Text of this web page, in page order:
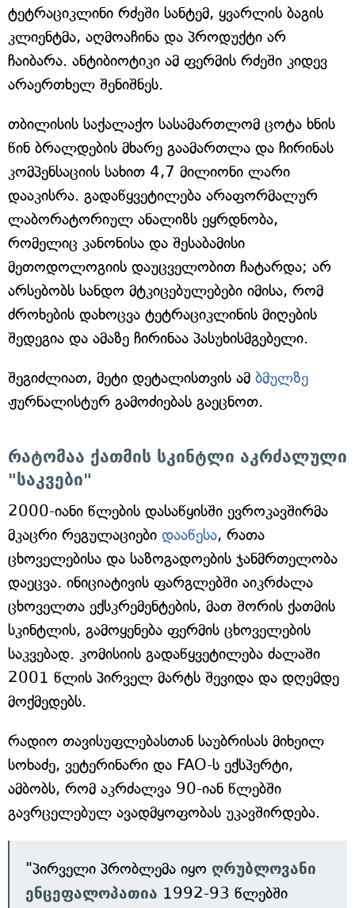
ტეტრაციკლინი რძეში სანტემ, ყვარლის ბაგის
კლიენტმა, აღმოაჩინა და პროდუქტი არ
ჩაიბარა. ანტიბიოტიკი ამ ფერმის რძეში კიდევ
არაერთხელ შენიშნეს.
თბილისის საქალაქო სასამართლომ ცოტა ხნის
წინ ბრალდების მხარე გაამართლა და ჩირინას
კომპენსაციის სახით 4,7 მილიონი ლარი
დააკისრა. გადაწყვეტილება არაფორმალურ
ლაბორატორიულ ანალიზს ეყრდნობა,
რომელიც კანონისა და შესაბამისი
მეთოდოლოგიის დაუცველობით ჩატარდა; არ
არსებობს სანდო მტკიცებულებები იმისა, რომ
ძროხების დახოცვა ტეტრაციკლინის მიღების
შედეგია და ამაზე ჩირინაა პასუხისმგებელი.
შეგიძლიათ, მეტი დეტალისთვის ამ ბმულზე
ჟურნალისტურ გამოძიებას გაეცნოთ.
რატომაა ქათმის სკინტლი აკრძალული
"საკვები"
2000-იანი წლების დასაწყისში ევროკავშირმა
მკაცრი რეგულაციები დააწესა, რათა
ცხოველებისა და საზოგადოების ჯანმრთელობა
დაეცვა. ინიციატივის ფარგლებში აიკრძალა
ცხოველთა ექსკრემენტების, მათ შორის ქათმის
სკინტლის, გამოყენება ფერმის ცხოველების
საკვებად. კომისიის გადაწყვეტილება ძალაში
2001 წლის პირველ მარტს შევიდა და დღემდე
მოქმედებს.
რადიო თავისუფლებასთან საუბრისას მიხეილ
სოხაძე, ვეტერინარი და FAO-ს ექსპერტი,
ამბობს, რომ აკრძალვა 90-იან წლებში
გავრცელებულ ავადმყოფობას უკავშირდება.
"პირველი პრობლემა იყო ღრუბლოვანი
ენცეფალოპათია 1992-93 წლებში